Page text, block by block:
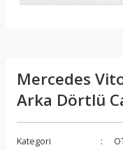
Mercedes
Arka Dörtlü
Kategori